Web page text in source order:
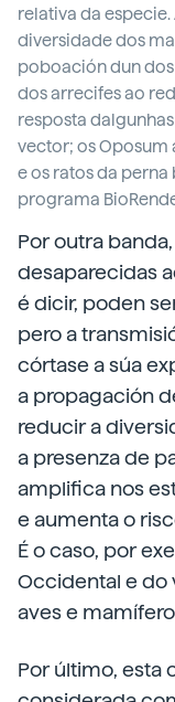
relativa da
diversidade dos
poboación dun
dos arrecifes ao
resposta
vector; os
e os ratos da
programa
Por outra
desaparecidas
é dicir, poden
pero a
córtase a súa
a propagación
reducir a
a presenza de
amplifica nos
e aumenta o
É o caso, por
Occidental e do
aves e
Por último, esta